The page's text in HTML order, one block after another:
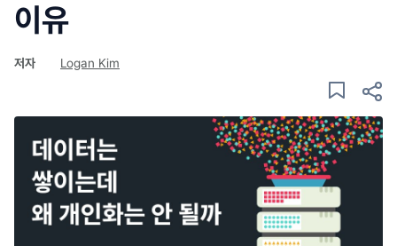
이유
저자 Logan Kim